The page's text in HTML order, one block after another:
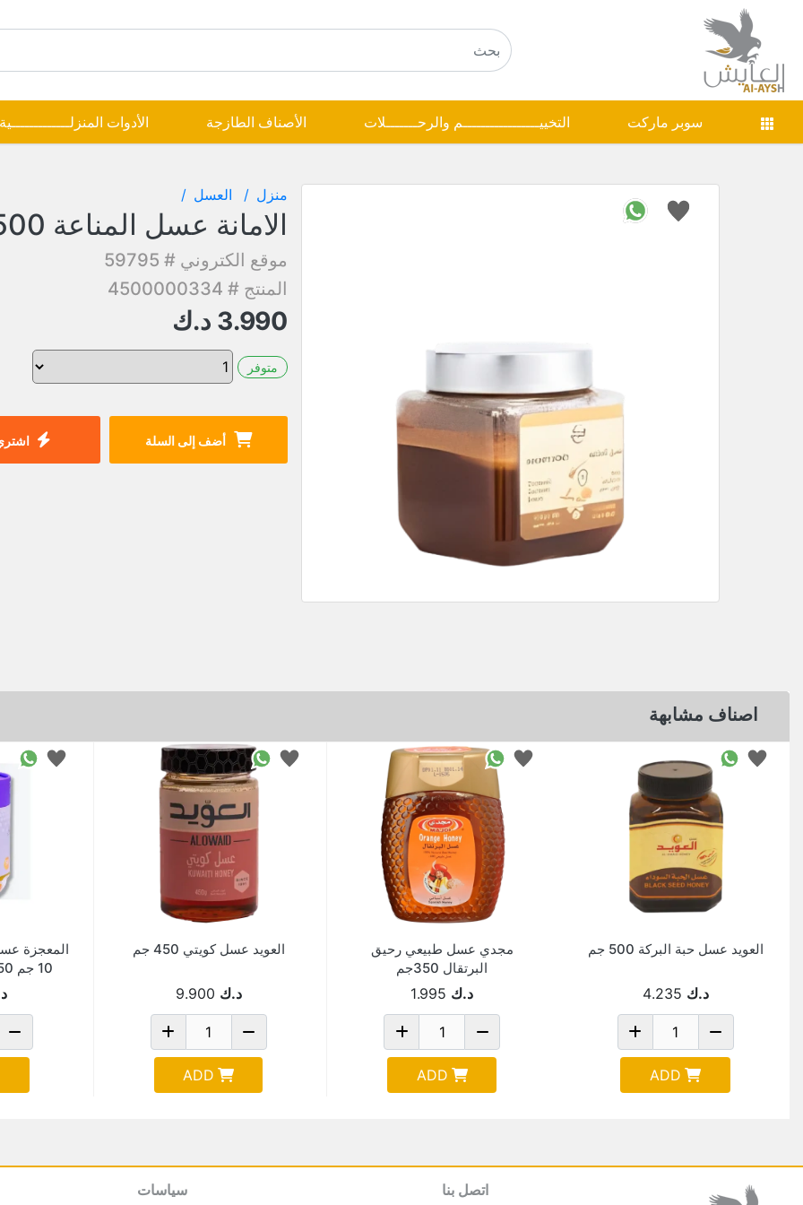
سوبر ماركت التخييـــــــــــــــــم والرحـــــــلات الأصناف الطازجة الأدوات المنزلـــــــــــــية
منزل العسل
الامانة عسل المناعة 500جم
موقع الكتروني # 59795
المنتج # 4500000334
3.990 د.ك
متوفر
أضف إلى السلة
اصناف مشابهة
العويد عسل حبة البركة 500 جم
د.ك 4.235
ADD
مجدي عسل طبيعي رحيق
البرتقال 350جم
د.ك 1.995
ADD
العويد عسل كويتي 450 جم
د.ك 9.900
ADD
المعجزة
10 جم 50 حبة Pack Of 50
اتصل بنا سياسات